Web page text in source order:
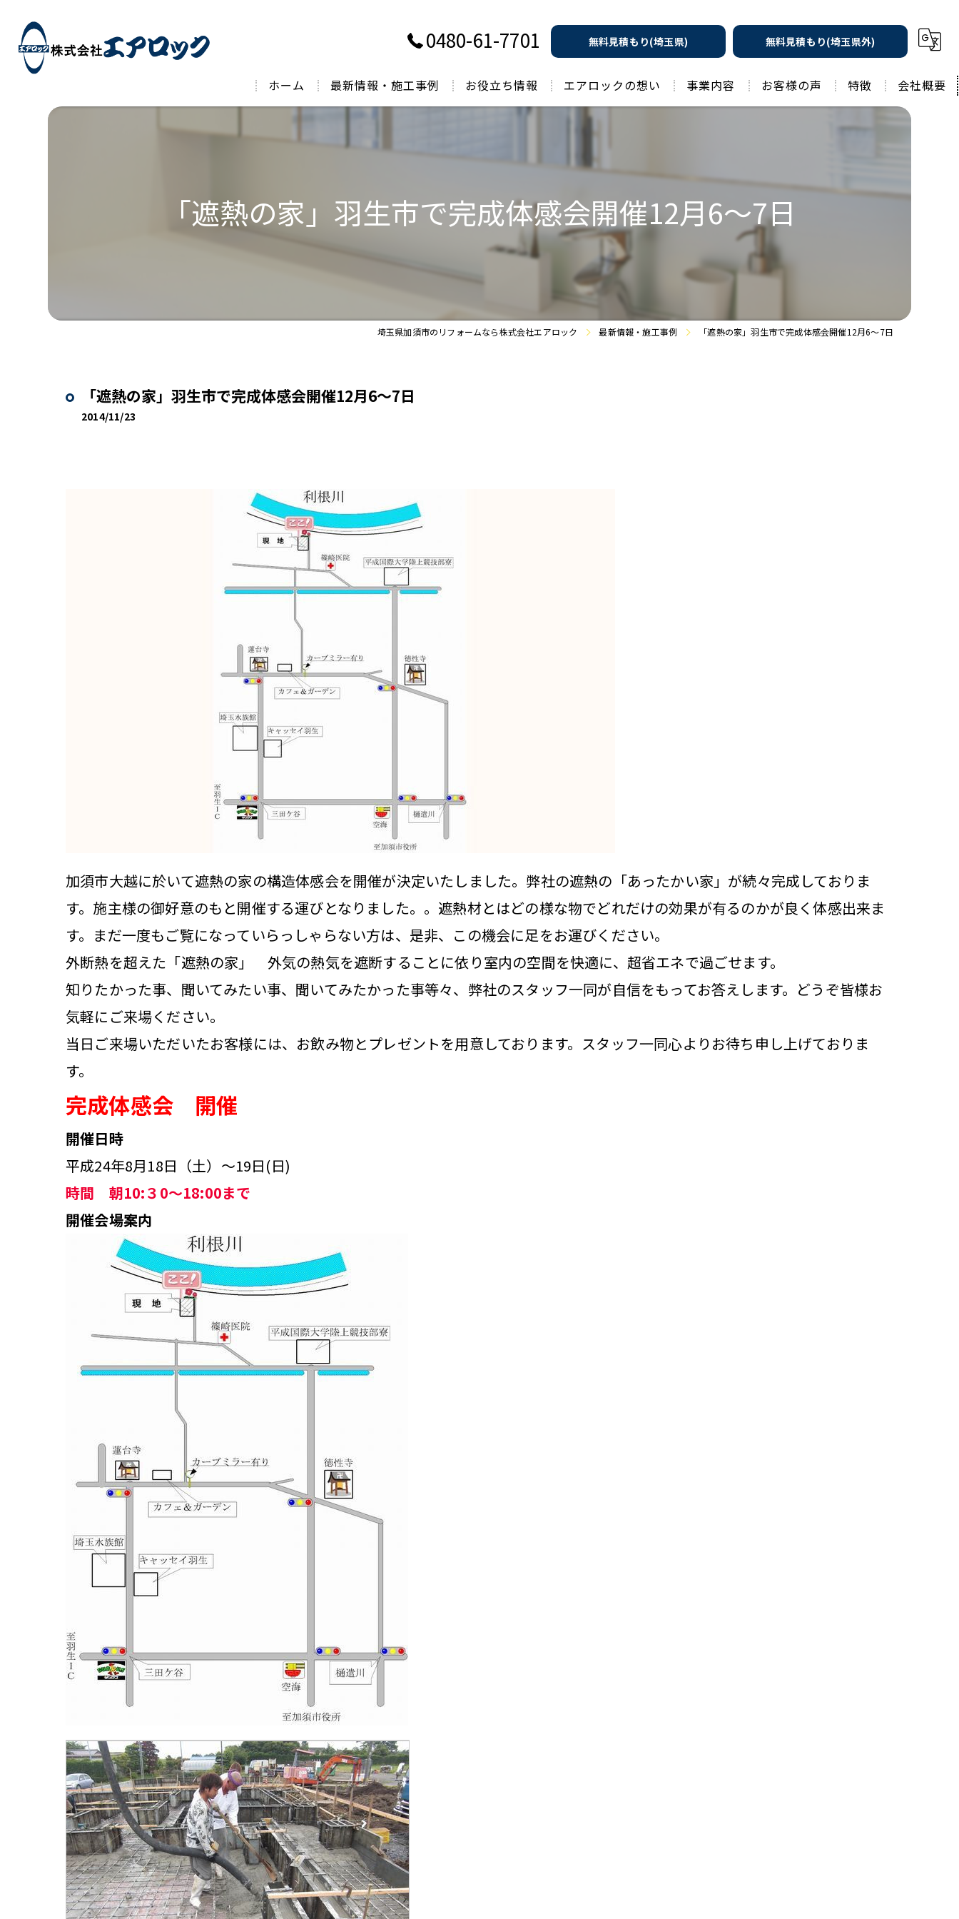
0480-61-7701 無料見積もり(埼玉県) 無料見積もり(埼玉県外)
ホーム 最新情報・施工事例 お役立ち情報 エアロックの想い 事業内容 お客様の声 特徴
工務店
水回り
会社概要
「遮熱の家」羽生市で完成体感会開催12月6～7日
埼玉県加須市のリフォームなら株式会社エアロック 最新情報・施工事例 「遮熱の家」羽生市で完成体感会開催12月6～7日
「遮熱の家」羽生市で完成体感会開催12月6～7日
2014/11/23
加須市大越に於いて遮熱の家の構造体感会を開催が決定いたしました。弊社の遮熱の「あったかい家」が続々完成しておりま
す。施主様の御好意のもと開催する運びとなりました。。遮熱材とはどの様な物でどれだけの効果が有るのかが良く体感出来ま
す。まだ一度もご覧になっていらっしゃらない方は、是非、この機会に足をお運びください。
外断熱を超えた「遮熱の家」 外気の熱気を遮断することに依り室内の空間を快適に、超省エネで過ごせます。
知りたかった事、聞いてみたい事、聞いてみたかった事等々、弊社のスタッフ一同が自信をもってお答えします。どうぞ皆様お
気軽にご来場ください。
当日ご来場いただいたお客様には、お飲み物とプレゼントを用意しております。スタッフ一同心よりお待ち申し上げておりま
す。
完成体感会 開催
開催日時
平成24年8月18日（土）～19日(日)
時間 朝10:３0～18:00まで
開催会場案内